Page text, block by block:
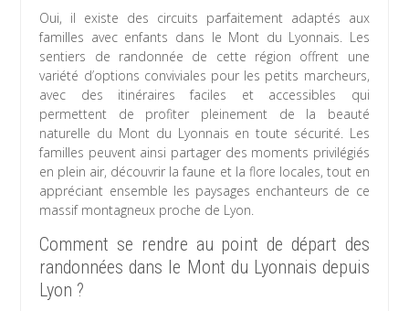
Oui, il existe des circuits parfaitement adaptés aux
familles avec enfants dans le Mont du Lyonnais. Les
sentiers de randonnée de cette région offrent une
variété d’options conviviales pour les petits marcheurs,
avec des itinéraires faciles et accessibles qui
permettent de profiter pleinement de la beauté
naturelle du Mont du Lyonnais en toute sécurité. Les
familles peuvent ainsi partager des moments privilégiés
en plein air, découvrir la faune et la flore locales, tout en
appréciant ensemble les paysages enchanteurs de ce
massif montagneux proche de Lyon.
Comment se rendre au point de départ des
randonnées dans le Mont du Lyonnais depuis
Lyon ?